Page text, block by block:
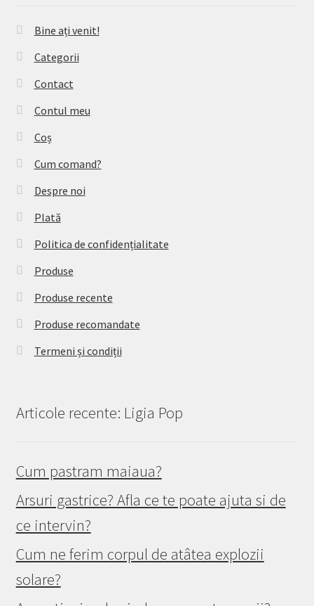
Bine ați venit!
Categorii
Contact
Contul meu
Coș
Cum comand?
Despre noi
Plată
Politica de confidențialitate
Produse
Produse recente
Produse recomandate
Termeni și condiții
Articole recente: Ligia Pop
Cum pastram maiaua?
Arsuri gastrice? Afla ce te poate ajuta si de
ce intervin?
Cum ne ferim corpul de atâtea explozii
solare?